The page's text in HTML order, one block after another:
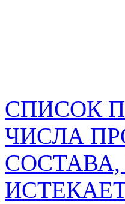
СПИСОК
ЧИСЛА
СОСТАВА,